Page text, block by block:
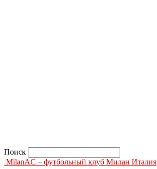
Поиск
MilanAC – футбольный клуб Милан Италия